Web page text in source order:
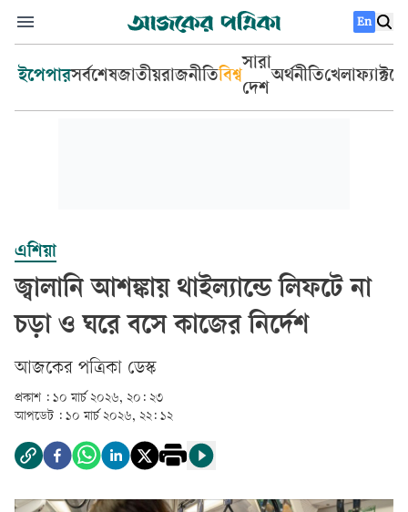
En
ইপেপারসর্বশেষজাতীয়রাজনীতিবিশ্ব
সারা
দেশ
অর্থনীতিখেলা
এশিয়া
জ্বালানি আশঙ্কায় থাইল্যান্ডে লিফটে না
চড়া ও ঘরে বসে কাজের নির্দেশ
আজকের পত্রিকা ডেস্ক­
প্রকাশ : ১০ মার্চ ২০২৬, ২০: ২৩
আপডেট : ১০ মার্চ ২০২৬, ২২: ১২